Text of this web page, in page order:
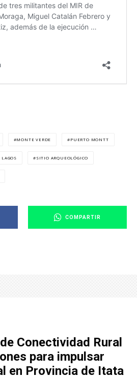
MONTE VERDE PUERTO MONTT
SITIO ARQUEOLÓGICO
COMPARTIR
Conectividad Rural
para impulsar
en Provincia de Itata